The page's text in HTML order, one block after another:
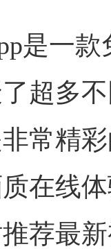
是一
超多
常精
在线
荐最